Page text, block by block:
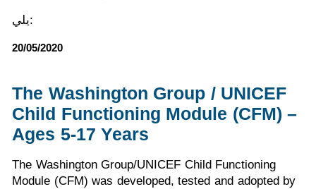
يلي:
20/05/2020
The Washington Group / UNICEF
Child Functioning Module (CFM) –
Ages 5-17 Years
The Washington Group/UNICEF Child Functioning
Module (CFM) was developed, tested and adopted by